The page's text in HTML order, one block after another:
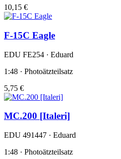
10,15 €
F-15C Eagle
EDU FE254 · Eduard
1:48 · Photoätzteilsatz
5,75 €
MC.200 [Italeri]
EDU 491447 · Eduard
1:48 · Photoätzteilsatz